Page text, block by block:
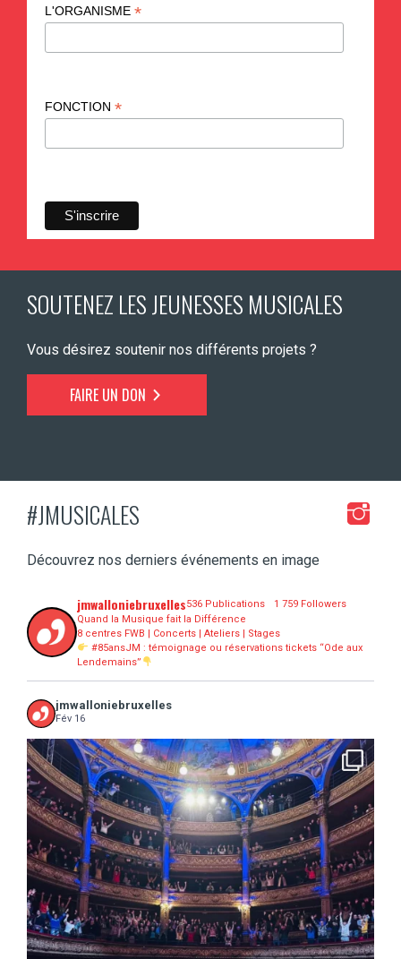
L'ORGANISME *
FONCTION *
SOUTENEZ LES JEUNESSES MUSICALES
Vous désirez soutenir nos différents projets ?
FAIRE UN DON
#JMUSICALES
Découvrez nos derniers événements en image
jmwalloniebruxelles536 Publications
1 759 Followers
Quand la Musique fait la Différence
8 centres FWB | Concerts | Ateliers | Stages
#85ansJM : témoignage ou réservations tickets “Ode aux
Lendemains”
jmwalloniebruxelles
Fév 16
16 concerts scolaires, 3 tout public, 3620 ...
10 0